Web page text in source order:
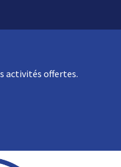
activités offertes.